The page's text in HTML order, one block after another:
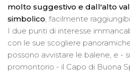
molto suggestivo e dall'alto
simbolico , facilmente
I due punti di interesse
con le sue scogliere
possono avvistare le balene, e -
promontorio - il Capo di Buona